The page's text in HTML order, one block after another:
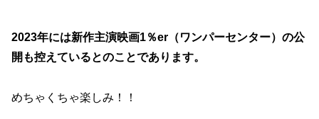
2023年には新作主演映画1％er（ワンパーセンター）の公
開も控えているとのことであります。
めちゃくちゃ楽しみ！！